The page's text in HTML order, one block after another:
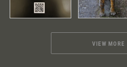
VIEW MORE